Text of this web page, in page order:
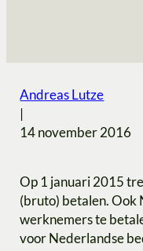
Andreas Lutze
14 november 2016
Op 1 januari 2015
(bruto) betalen. Ook
werknemers te
voor Nederlandse